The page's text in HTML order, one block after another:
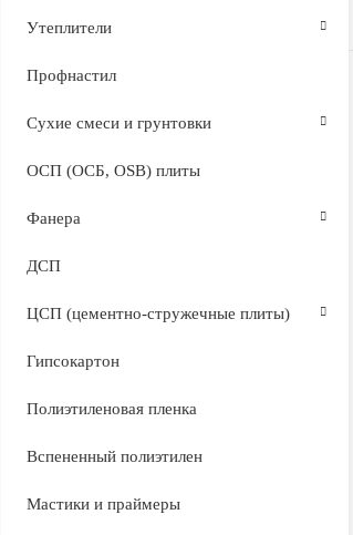
Утеплители
Профнастил
Сухие смеси и грунтовки
ОСП (ОСБ, OSB) плиты
Фанера
ДСП
ЦСП (цементно-стружечные плиты)
Гипсокартон
Полиэтиленовая пленка
Вспененный полиэтилен
Мастики и праймеры